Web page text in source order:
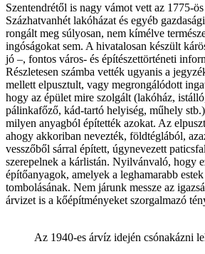
Szentendrétől is nagy vámot vett az 1775-
Százhatvanhét lakóházat és egyéb
rongált meg súlyosan, nem kímélve
ingóságokat sem. A hivatalosan készült
jó –, fontos város- és építészettörténeti
Részletesen számba vették ugyanis a
mellett elpusztult, vagy megrongálódott
hogy az épület mire szolgált (lakóház,
pálinkafőző, kád-tartó helyiség, műhely
milyen anyagból építették azokat. Az
ahogy akkoriban nevezték, földtéglából,
vesszőből sárral épített, úgynevezett
szerepelnek a kárlistán. Nyilvánvaló, hogy
építőanyagok, amelyek a leghamarabb
tombolásának. Nem járunk messze az
árvizet is a kőépítményeket szorgalmazó
Az 1940-es árvíz idején csónakázni